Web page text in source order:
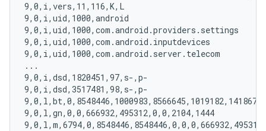
9,0,i,vers,11,116,K,L
9,0,i,uid,1000,android
9,0,i,uid,1000,com.android.providers.settings
9,0,i,uid,1000,com.android.inputdevices
9,0,i,uid,1000,com.android.server.telecom
...
9,0,i,dsd,1820451,97,s-,p-
9,0,i,dsd,3517481,98,s-,p-
9,0,l,gn,0,0,666932,495312,0,0,2104,1444